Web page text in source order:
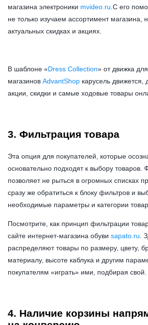
магазина электроники mvideo.ru .С его
не только изучаем ассортимент магазина,
актуальных скидках и акциях.
В шаблоне «Dress Collection» от движка
магазинов AdvantShop карусель движется,
акции, скидки и самые ходовые товары
3. Фильтрация товара
Эта опция для покупателей, которые
основательно подходят к выбору товаров.
позволяет не рыться в огромных списках
сразу же обратиться к блоку фильтров и
необходимые параметры и категории
Посмотрите, как принцип фильтрации
сайте интернет-магазина обуви sapato.ru .
распределяют товары по размеру, цвету,
материалу, высоте каблука и другим
покупателям «играть» ими, подбирая свой.
4. Наличие корзины